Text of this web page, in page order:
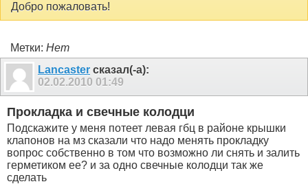
Добро пожаловать!
Метки: Нет
Lancaster сказал(-а):
02.02.2010 01:49
Прокладка и свечные колодци
Подскажите у меня потеет левая гбц в районе крышки
клапонов на мз сказали что надо менять прокладку
вопрос собственно в том что возможно ли снять и залить
герметиком ее? и за одно свечные колодци так же
сделать